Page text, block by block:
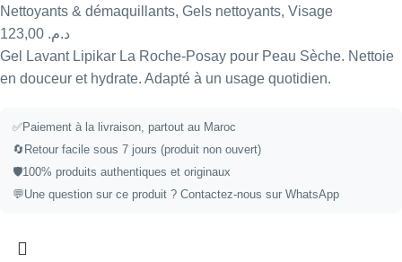
Nettoyants & démaquillants, Gels nettoyants, Visage
د.م.
Gel Lavant Lipikar La Roche-Posay pour Peau Sèche. Nettoie
en douceur et hydrate. Adapté à un usage quotidien.
✅Paiement à la livraison, partout au Maroc
🔄 Retour facile sous 7 jours (produit non ouvert)
🛡️100% produits authentiques et originaux
💬Une question sur ce produit ? Contactez-nous sur WhatsApp